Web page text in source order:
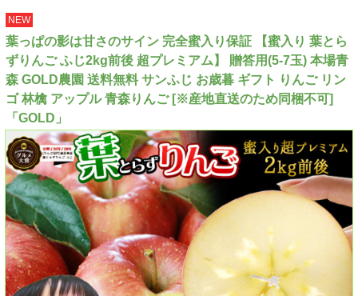
NEW
葉っぱの影は甘さのサイン 完全蜜入り保証 【蜜入り 葉とら
ずりんご ふじ2kg前後 超プレミアム】 贈答用(5-7玉) 本場青
森 GOLD農園 送料無料 サンふじ お歳暮 ギフト りんご リン
ゴ 林檎 アップル 青森りんご [※産地直送のため同梱不可]
「GOLD」